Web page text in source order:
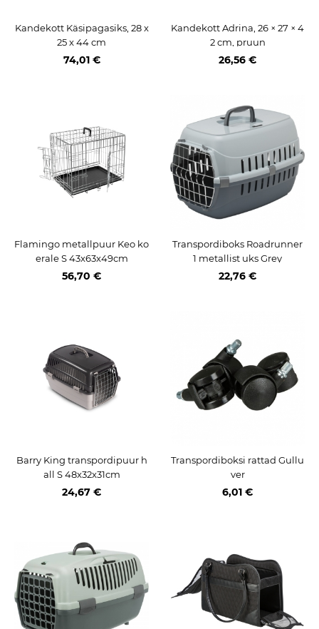
Kandekott Käsipagasiks, 28 x
25 x 44 cm
74,01 €
Kandekott Adrina, 26 × 27 × 4
2 cm, pruun
26,56 €
Flamingo metallpuur Keo ko
erale S 43x63x49cm
56,70 €
Transpordiboks Roadrunner
1 metallist uks Grey
22,76 €
Barry King transpordipuur h
all S 48x32x31cm
24,67 €
Transpordiboksi rattad Gullu
ver
6,01 €